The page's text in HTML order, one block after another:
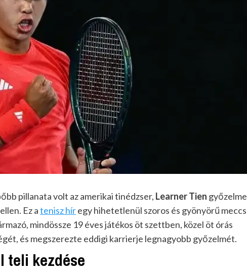
pillanata volt az amerikai tinédzser, Learner Tien győzelme
ellen. Ez atenisz híregy hihetetlenül szoros és gyönyörű meccs
mindössze 19 éves játékos öt szettben, közel öt órás
és megszerezte eddigi karrierje legnagyobb győzelmét.
teli kezdése